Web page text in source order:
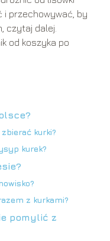
i przechowywać, by
czytaj dalej.
od koszyka po
kurki?
kurek?
z kurkami?
pomylić z